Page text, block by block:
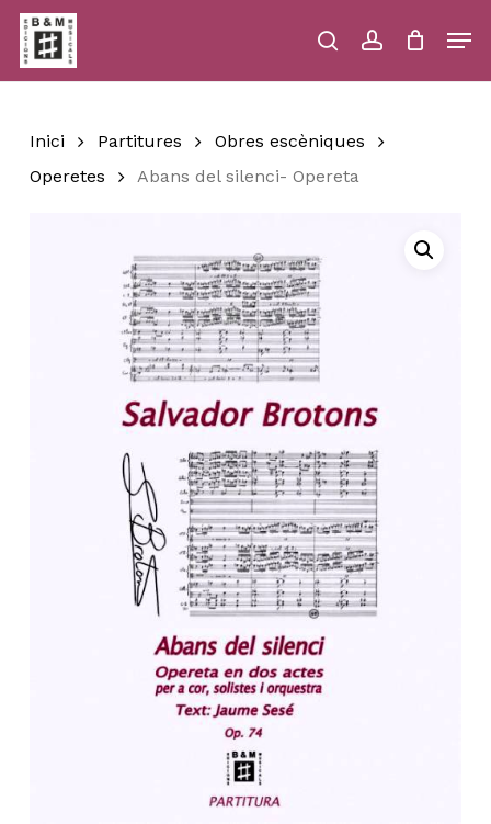
Skip
main
content
searchaccount
Close
Inici Partitures
Obres escèniques
Operetes
Abans del silenci- Opereta
Menu